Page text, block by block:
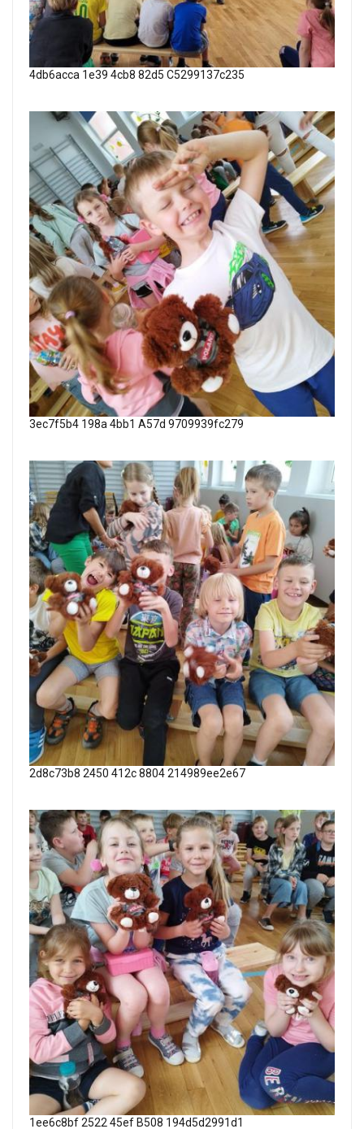
4db6acca 1e39 4cb8 82d5 C5299137c235
3ec7f5b4 198a 4bb1 A57d 9709939fc279
2d8c73b8 2450 412c 8804 214989ee2e67
1ee6c8bf 2522 45ef B508 194d5d2991d1